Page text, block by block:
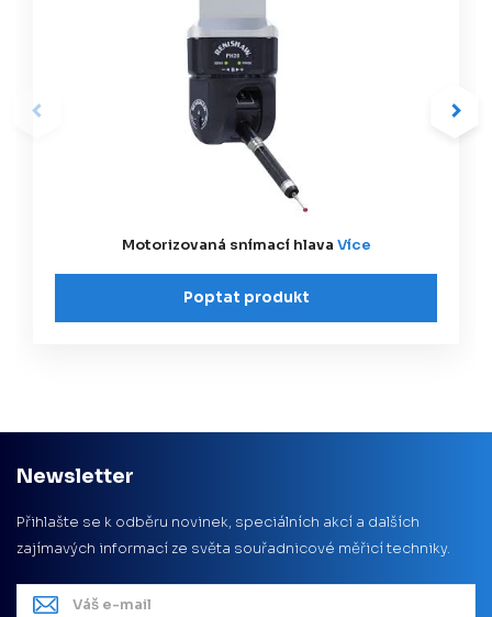
Motorizovaná snímací hlava Více
Poptat produkt
Newsletter
Přihlašte se k odběru novinek, speciálních akcí a dalších
zajímavých informací ze světa souřadnicové měřicí techniky.